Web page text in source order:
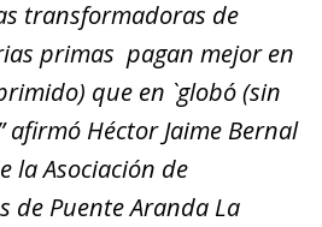
transformadoras de
primas pagan mejor en
que en `globo´ (sin
afirmó Héctor Jaime Bernal
la Asociación de
de Puente Aranda La